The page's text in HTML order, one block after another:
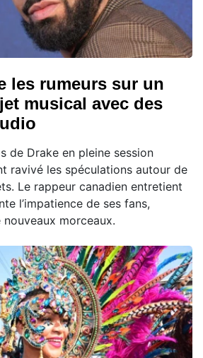
les rumeurs sur un
musical avec des
de Drake en pleine session
ravivé les spéculations autour de
Le rappeur canadien entretient
l’impatience de ses fans,
morceaux.